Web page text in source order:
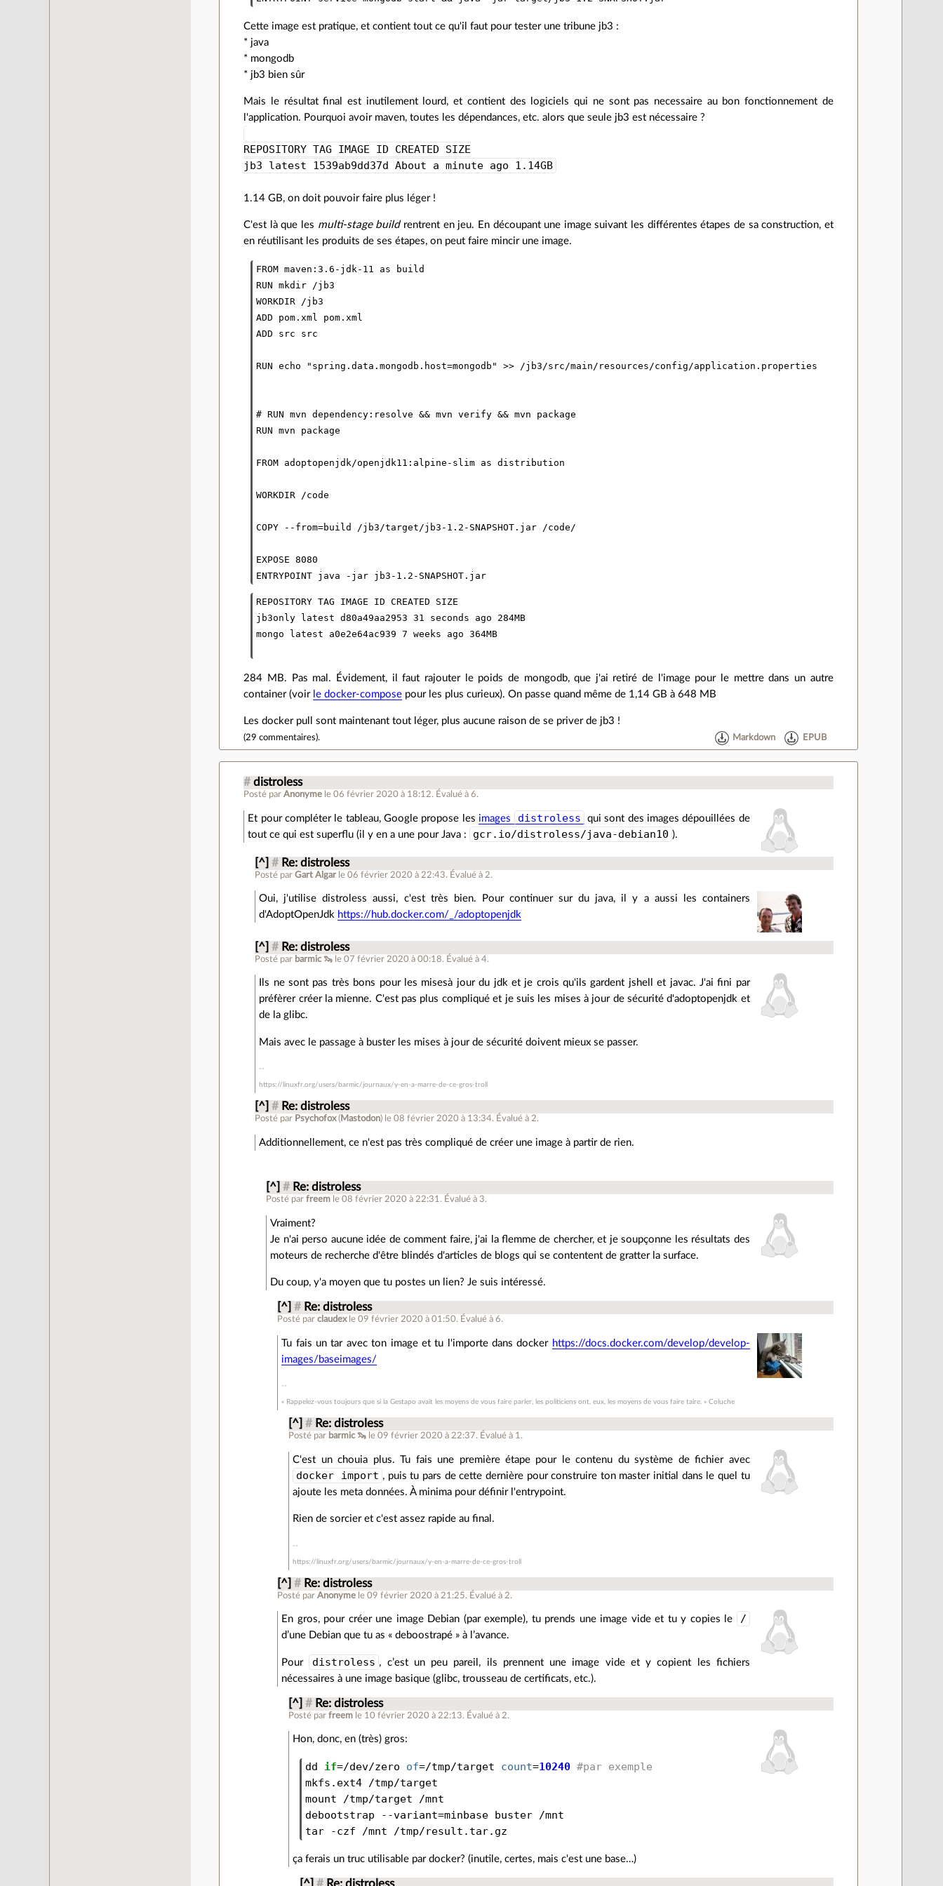
Cette image est pratique, et contient tout ce qu'il faut pour tester une tribune jb3 :
* java
* mongodb
* jb3 bien sûr
Mais le résultat final est inutilement lourd, et contient des logiciels qui ne sont pas necessaire au bon fonctionnement de
l'application. Pourquoi avoir maven, toutes les dépendances, etc. alors que seule jb3 est nécessaire ?
REPOSITORY TAG IMAGE ID CREATED SIZE
jb3 latest 1539ab9dd37d About a minute ago 1.14GB
1.14 GB, on doit pouvoir faire plus léger !
C'est là que les multi-stage buildrentrent en jeu. En découpant une image suivant les différentes étapes de sa construction, et
en réutilisant les produits de ses étapes, on peut faire mincir une image.
FROM maven:3.6-jdk-11 as build
RUN mkdir /jb3
WORKDIR /jb3
ADD pom.xml pom.xml
ADD src src
RUN echo "spring.data.mongodb.host=mongodb" >> /jb3/src/main/resources/config/application.properties
# RUN mvn dependency:resolve && mvn verify && mvn package
RUN mvn package
FROM adoptopenjdk/openjdk11:alpine-slim as distribution
WORKDIR /code
COPY --from=build /jb3/target/jb3-1.2-SNAPSHOT.jar /code/
EXPOSE 8080
ENTRYPOINT java -jar jb3-1.2-SNAPSHOT.jar
REPOSITORY TAG IMAGE ID CREATED SIZE
jb3only latest d80a49aa2953 31 seconds ago 284MB
mongo latest a0e2e64ac939 7 weeks ago 364MB
284 MB. Pas mal. Évidement, il faut rajouter le poids de mongodb, que j'ai retiré de l'image pour le mettre dans un autre
container (voir le docker-compose pour les plus curieux). On passe quand même de 1,14 GB à 648 MB
Les docker pull sont maintenant tout léger, plus aucune raison de se priver de jb3 !
(29 commentaires). Markdown EPUB
# distroless
Posté parAnonyme le 06 février 2020 à 18:12. Évalué à6.
Et pour compléter le tableau, Google propose les images distroless
qui sont des images dépouillées de
tout ce qui est superflu (il y en a une pour Java :
gcr.io/distroless/java-debian10 ).
[^] # Re: distroless
Posté parGart Algar le 06 février 2020 à 22:43. Évalué à 2.
Oui, j'utilise distroless aussi, c'est très bien. Pour continuer sur du java, il y a aussi les containers
d'AdoptOpenJdk https://hub.docker.com/_/adoptopenjdk
[^] # Re: distroless
Posté par barmic 🦦 le 07 février 2020 à 00:18. Évalué à4.
Ils ne sont pas très bons pour les misesà jour du jdk et je crois qu'ils gardent jshell et javac. J'ai fini par
préfèrer créer la mienne. C'est pas plus compliqué et je suis les mises à jour de sécurité d'adoptopenjdk et
de la glibc.
Mais avec le passage à buster les mises à jour de sécurité doivent mieux se passer.
https://linuxfr.org/users/barmic/journaux/y-en-a-marre-de-ce-gros-troll
[^] # Re: distroless
Posté par Psychofox( Mastodon) le 08 février 2020 à 13:34. Évalué à2.
Additionnellement, ce n'est pas très compliqué de créer une image à partir de rien.
[^] # Re: distroless
Posté parfreem le 08 février 2020 à 22:31 . Évalué à 3.
Vraiment?
Je n'ai perso aucune idée de comment faire, j'ai la flemme de chercher, et je soupçonne les résultats des
moteurs de recherche d'être blindés d'articles de blogs qui se contentent de gratter la surface.
Du coup, y'a moyen que tu postes un lien? Je suis intéressé.
[^] # Re: distroless
Posté parclaudex le 09 février 2020 à 01:50. Évalué à6.
Tu fais un tar avec ton image et tu l'importe dans docker https://docs.docker.com/develop/develop-
images/baseimages/
« Rappelez-vous toujours que si la Gestapo avait les moyens de vous faire parler, les politiciens ont, eux, les moyens de vous faire taire. » Coluche
[^] # Re: distroless
Posté par barmic 🦦 le 09 février 2020 à 22:37. Évalué à 1.
C'est un chouia plus. Tu fais une première étape pour le contenu du système de fichier avec
docker import , puis tu pars de cette dernière pour construire ton master initial dans le quel tu
ajoute les meta données. À minima pour définir l'entrypoint.
Rien de sorcier et c'est assez rapide au final.
https://linuxfr.org/users/barmic/journaux/y-en-a-marre-de-ce-gros-troll
[^] # Re: distroless
Posté parAnonyme le 09 février 2020 à 21:25. Évalué à 2.
En gros, pour créer une image Debian (par exemple), tu prends une image vide et tu y copies le /
d’une Debian que tu as « deboostrapé » à l’avance.
Pour distroless , c’est un peu pareil, ils prennent une image vide et y copient les fichiers
nécessaires à une image basique (glibc, trousseau de certificats, etc.).
[^] # Re: distroless
Posté parfreem le 10 février 2020 à 22:13. Évalué à 2.
Hon, donc, en (très) gros:
dd if=/dev/zero of=/tmp/target count=10240 #par exemple
mkfs.ext4 /tmp/target
mount /tmp/target /mnt
debootstrap --variant=minbase buster /mnt
tar -czf /mnt /tmp/result.tar.gz
ça ferais un truc utilisable par docker? (inutile, certes, mais c'est une base…)